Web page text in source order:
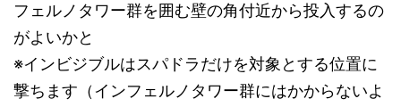
フェルノタワー群を囲む壁の角付近から投入するの
がよいかと
※インビジブルはスパドラだけを対象とする位置に
撃ちます（インフェルノタワー群にはかからないよ